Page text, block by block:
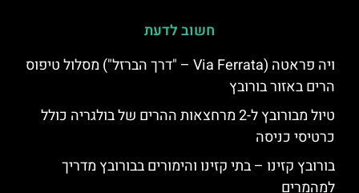
חשוב לדעת
ויה פראטה (Via Ferrata – "דרך הברזל") מסלול טיפוס
הרים באזור בורובץ
טיול מבורובץ ל-2 מרחצאות ההרים של בולגריה כולל
כרטיסי כניסה
בורובץ קזינו – בתי קזינו והימורים בבורובץ מדריך
למהמרים